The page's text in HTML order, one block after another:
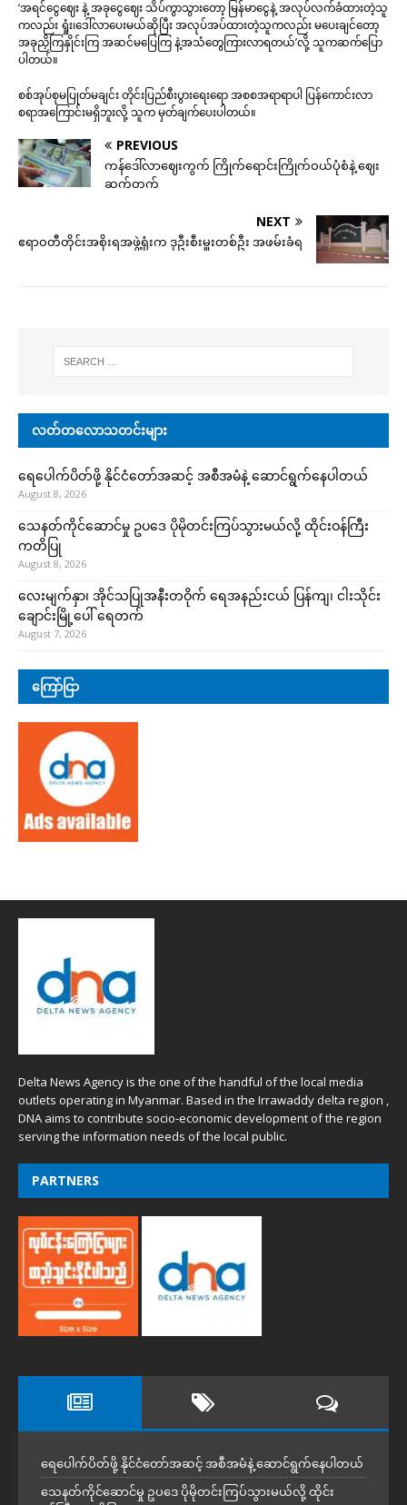
‘အရင်ငွေဈေး နဲ့ အခုငွေဈေး သိပ်ကွာသွားတော့ မြန်မာငွေနဲ့ အလုပ်လက်ခံထားတဲ့သူ
ကလည်း ရှုံး၊ဒေါ်လာပေးမယ်ဆိုပြီး အလုပ်အပ်ထားတဲ့သူကလည်း မပေးချင်တော့
အခုညှိကြနှိုင်းကြ အဆင်မပြေကြ နဲ့အသံတွေကြားလာရတယ်’လို့ သူကဆက်ပြော
ပါတယ်။
စစ်အုပ်စုမပြုတ်မချင်း တိုင်းပြည်စီးပွားရေးရော အစစအရာရာပါ ပြန်ကောင်းလာ
စရာအကြောင်းမရှိဘူးလို့ သူက မှတ်ချက်ပေးပါတယ်။
PREVIOUS
ကန်ဒေါ်လာဈေးကွက် ကြိုက်ရောင်းကြိုက်ဝယ်ပုံစံနဲ့ ဈေး
ဆက်တက်
NEXT
ဧရာဝတီတိုင်းအစိုးရအဖွဲ့ရုံးက ဒုဦးစီးမှူးတစ်ဦး အဖမ်းခံရ
လတ်တလောသတင်းများ
ရေပေါက်ပိတ်ဖို့ နိုင်ငံတော်အဆင့် အစီအမံနဲ့ ဆောင်ရွက်နေပါတယ်
August 8, 2026
သေနတ်ကိုင်ဆောင်မှု ဥပဒေ ပိုမိုတင်းကြပ်သွားမယ်လို့ ထိုင်းဝန်ကြီး
ကတိပြု
August 8, 2026
လေးမျက်နှာ၊ အိုင်သပြုအနီးတဝိုက် ရေအနည်းငယ် ပြန်ကျ၊ ငါးသိုင်း
ချောင်းမြို့ပေါ် ရေတက်
August 7, 2026
ကြော်ငြာ
Delta News Agency is the one of the handful of the local media
outlets operating in Myanmar. Based in the Irrawaddy delta region ,
DNA aims to contribute socio-economic development of the region
serving the information needs of the local public.
PARTNERS
ရေပေါက်ပိတ်ဖို့ နိုင်ငံတော်အဆင့် အစီအမံနဲ့ ဆောင်ရွက်နေပါတယ်
သေနတ်ကိုင်ဆောင်မှု ဥပဒေ ပိုမိုတင်းကြပ်သွားမယ်လို့ ထိုင်း